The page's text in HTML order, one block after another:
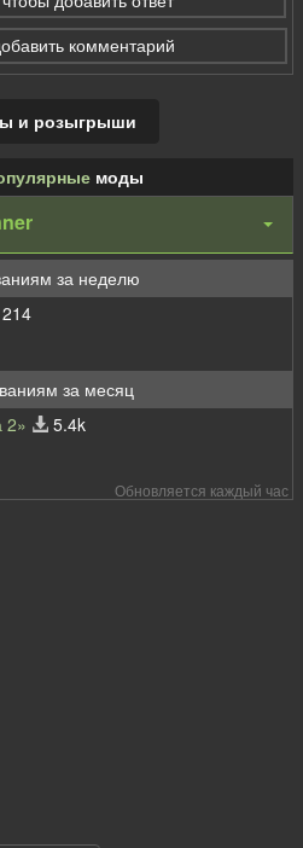
комментарий
и розыгрыши
моды
за неделю
214
за месяц
2»
5.4k
Обновляется каждый час